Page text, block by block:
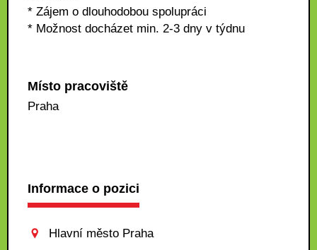
* Zájem o dlouhodobou spolupráci
* Možnost docházet min. 2-3 dny v týdnu
Místo pracoviště
Praha
Informace o pozici
Hlavní město Praha